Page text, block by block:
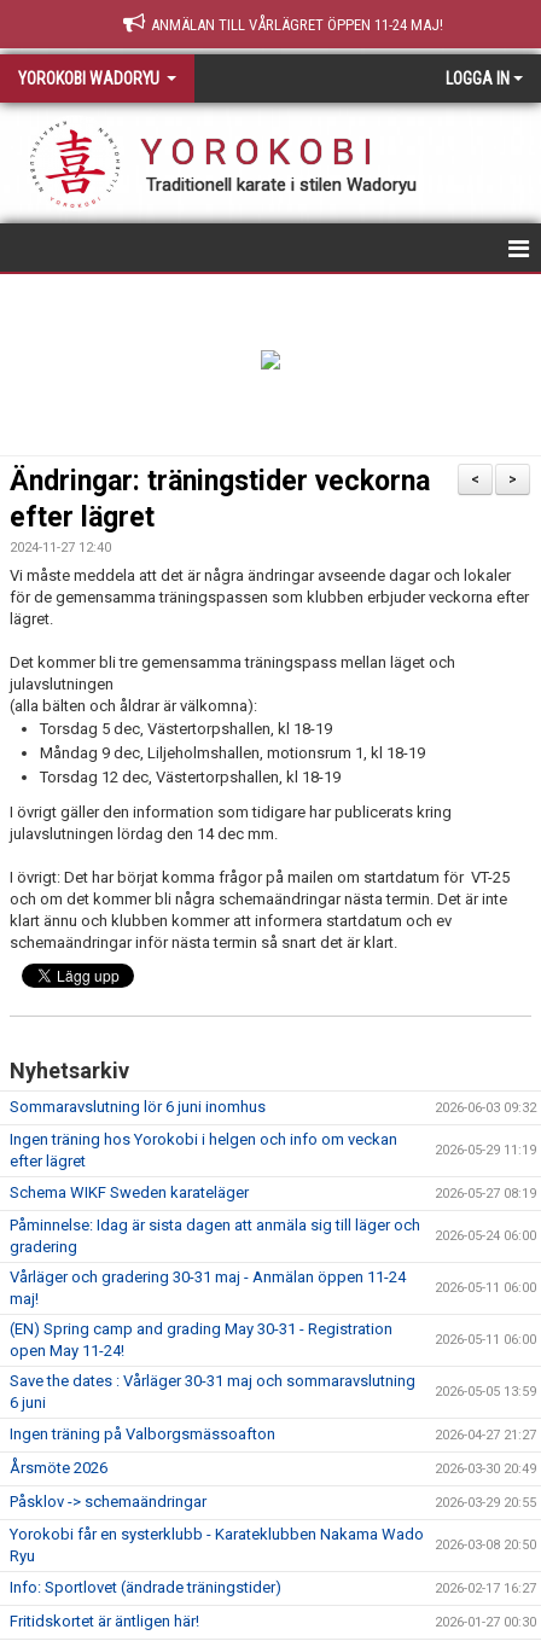
ANMÄLAN TILL VÅRLÄGRET ÖPPEN 11-24 MAJ!
YOROKOBI WADORYU LOGGA IN
Y O R O K O B I
Traditionell karate i stilen Wadoryu
OM YOROKOBI
KONTAKT
HITTA HIT
FÖR INSTRUKTÖRER
>
<
Ändringar: träningstider veckorna
efter lägret
2024-11-27 12:40
Vi måste meddela att det är några ändringar avseende dagar och lokaler
för de gemensamma träningspassen som klubben erbjuder veckorna efter
lägret.
Det kommer bli tre gemensamma träningspass mellan läget och
julavslutningen
(alla bälten och åldrar är välkomna):
Torsdag 5 dec, Västertorpshallen, kl 18-19
Måndag 9 dec, Liljeholmshallen, motionsrum 1, kl 18-19
Torsdag 12 dec, Västertorpshallen, kl 18-19
I övrigt gäller den information som tidigare har publicerats kring
julavslutningen lördag den 14 dec mm.
I övrigt: Det har börjat komma frågor på mailen om startdatum för VT-25
och om det kommer bli några schemaändringar nästa termin. Det är inte
klart ännu och klubben kommer att informera startdatum och ev
schemaändringar inför nästa termin så snart det är klart.
Nyhetsarkiv
Sommaravslutning lör 6 juni inomhus 2026-06-03 09:32
Ingen träning hos Yorokobi i helgen och info om veckan
efter lägret
2026-05-29 11:19
Schema WIKF Sweden karateläger 2026-05-27 08:19
Påminnelse: Idag är sista dagen att anmäla sig till läger och
gradering
2026-05-24 06:00
Vårläger och gradering 30-31 maj - Anmälan öppen 11-24
maj!
2026-05-11 06:00
(EN) Spring camp and grading May 30-31 - Registration
open May 11-24!
2026-05-11 06:00
Save the dates : Vårläger 30-31 maj och sommaravslutning
6 juni
2026-05-05 13:59
Ingen träning på Valborgsmässoafton 2026-04-27 21:27
Årsmöte 2026 2026-03-30 20:49
Påsklov -> schemaändringar 2026-03-29 20:55
Yorokobi får en systerklubb - Karateklubben Nakama Wado
Ryu
2026-03-08 20:50
Info: Sportlovet (ändrade träningstider) 2026-02-17 16:27
Fritidskortet är äntligen här! 2026-01-27 00:30